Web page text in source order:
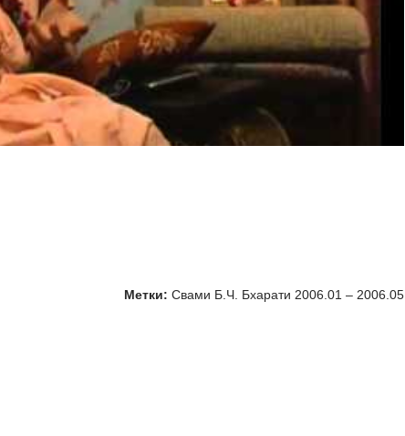
Метки: Свами Б.Ч. Бхарати 2006.01 – 2006.05